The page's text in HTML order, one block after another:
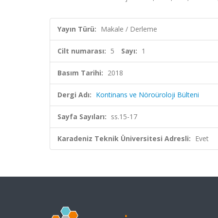
Yayın Türü: Makale / Derleme
Cilt numarası: 5 Sayı: 1
Basım Tarihi: 2018
Dergi Adı: Kontinans ve Nöroüroloji Bülteni
Sayfa Sayıları: ss.15-17
Karadeniz Teknik Üniversitesi Adresli: Evet